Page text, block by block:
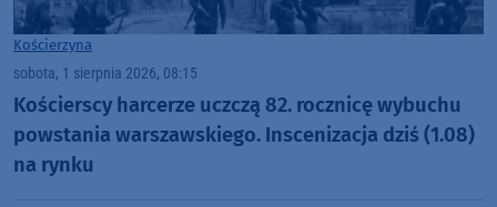
Kościerzyna
sobota, 1 sierpnia 2026, 08:15
Kościerscy harcerze uczczą 82. rocznicę wybuchu
powstania warszawskiego. Inscenizacja dziś (1.08)
na rynku